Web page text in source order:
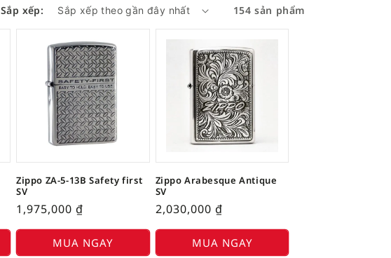
Sắp xếp: 154 sản phẩm
Zippo ZA-5-13B Safety first
SV
1,975,000 ₫
MUA NGAY
Zippo Arabesque Antique
SV
2,030,000 ₫
MUA NGAY